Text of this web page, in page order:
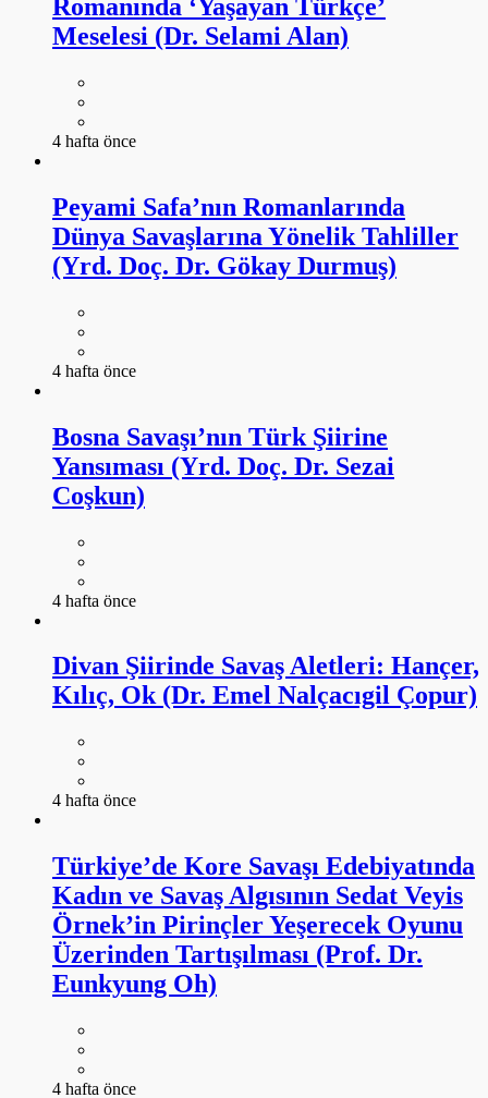
Romanında ‘Yaşayan Türkçe’
Meselesi (Dr. Selami Alan)
4 hafta önce
Peyami Safa’nın Romanlarında
Dünya Savaşlarına Yönelik Tahliller
(Yrd. Doç. Dr. Gökay Durmuş)
4 hafta önce
Bosna Savaşı’nın Türk Şiirine
Yansıması (Yrd. Doç. Dr. Sezai
Coşkun)
4 hafta önce
Divan Şiirinde Savaş Aletleri: Hançer,
Kılıç, Ok (Dr. Emel Nalçacıgil Çopur)
4 hafta önce
Türkiye’de Kore Savaşı Edebiyatında
Kadın ve Savaş Algısının Sedat Veyis
Örnek’in Pirinçler Yeşerecek Oyunu
Üzerinden Tartışılması (Prof. Dr.
Eunkyung Oh)
4 hafta önce